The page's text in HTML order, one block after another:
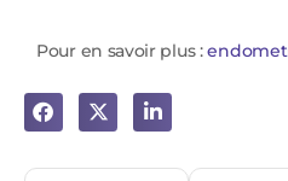
Pour en savoir plus :